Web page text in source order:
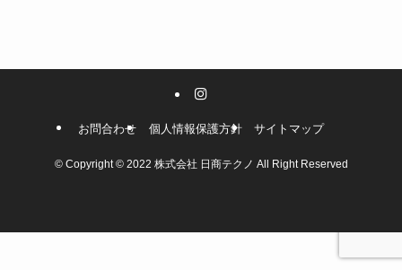
お問合わせ 個人情報保護方針 サイトマップ
©Copyright © 2022 株式会社 日商テクノ All Right Reserved